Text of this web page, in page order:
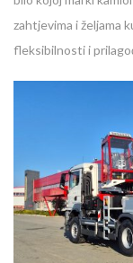
zahtjevima i željama
fleksibilnosti i